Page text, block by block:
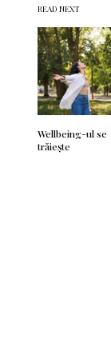
READ NEXT
Wellbeing-ul se
trăiește